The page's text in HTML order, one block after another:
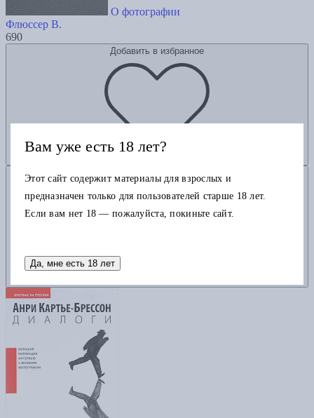
О фотографии
Флюссер В.
690
Добавить в избранное
Вам уже есть 18 лет?
Этот сайт содержит материалы для взрослых и
предназначен только для пользователей старше 18 лет.
Если вам нет 18 — пожалуйста, покиньте сайт.
Да, мне есть 18 лет